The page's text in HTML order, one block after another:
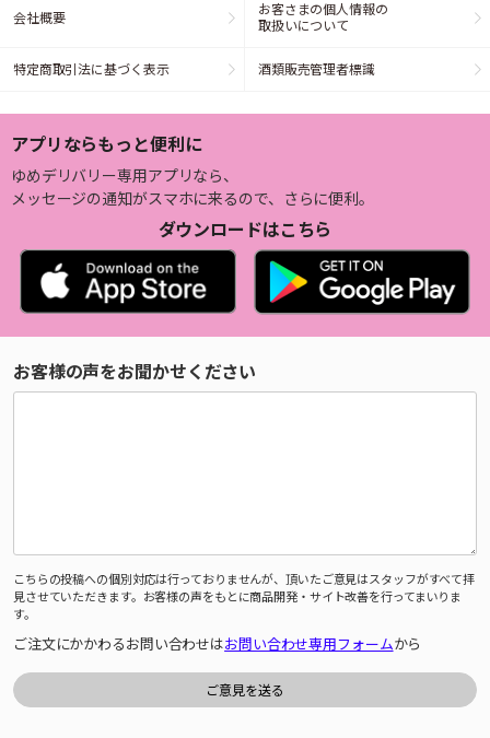
会社概要
お客さまの個人情報の
取扱いについて
特定商取引法に基づく表示 酒類販売管理者標識
アプリならもっと便利に
ゆめデリバリー専用アプリなら、
メッセージの通知がスマホに来るので、さらに便利。
ダウンロードはこちら
お客様の声をお聞かせください
こちらの投稿への個別対応は行っておりませんが、頂いたご意見はスタッフがすべて拝
見させていただきます。お客様の声をもとに商品開発・サイト改善を行ってまいりま
す。
ご注文にかかわるお問い合わせはお問い合わせ専用フォームから